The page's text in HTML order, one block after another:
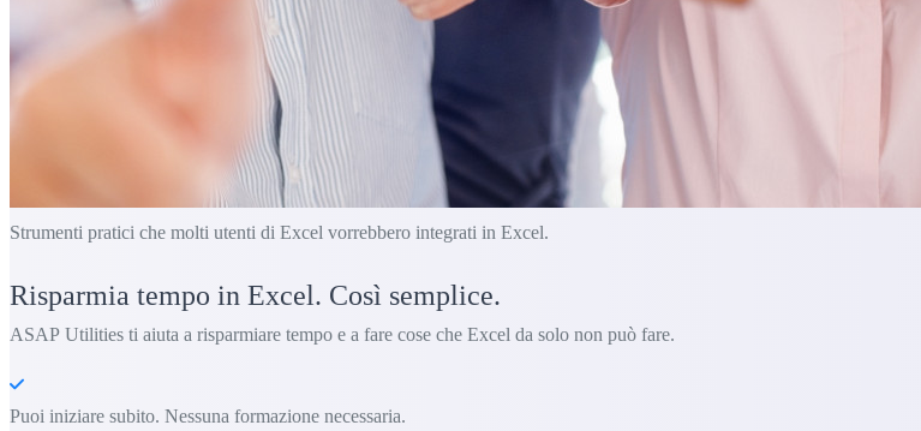
Strumenti pratici che molti utenti di Excel vorrebbero integrati in Excel.
Risparmia tempo in Excel. Così semplice.
ASAP Utilities ti aiuta a risparmiare tempo e a fare cose che Excel da solo non può fare.
Puoi iniziare subito. Nessuna formazione necessaria.